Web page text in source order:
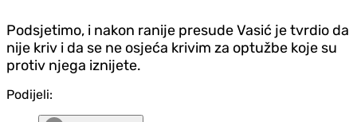
Podsjetimo, i nakon ranije presude Vasić je tvrdio da
nije kriv i da se ne osjeća krivim za optužbe koje su
protiv njega iznijete.
Podijeli: